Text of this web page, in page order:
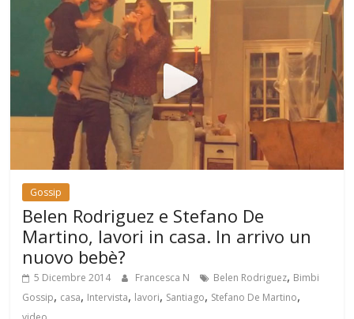
Gossip
Belen Rodriguez e Stefano De
Martino, lavori in casa. In arrivo un
nuovo bebè?
5 Dicembre 2014 Francesca N Belen Rodriguez, Bimbi
Gossip, casa, Intervista, lavori, Santiago, Stefano De Martino,